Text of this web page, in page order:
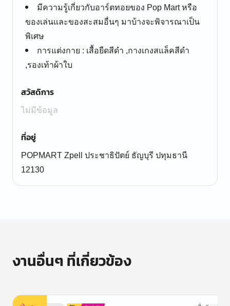
มีความรู้เกี่ยวกับอาร์ตทอยของ Pop Mart หรือ
ของเล่นและของสะสมอื่นๆ มาบ้างจะพิจารณาเป็น
พิเศษ
การแต่งกาย : เสื้อยืดสีดำ ,กางเกงสแล็คสีดำ
,รองเท้าผ้าใบ
สวัสดิการ
ไม่มีข้อมูล
ที่อยู่
POPMART Zpell ประชาธิปัตย์ ธัญบุรี ปทุมธานี
12130
งานอื่นๆ ที่เกี่ยวข้อง